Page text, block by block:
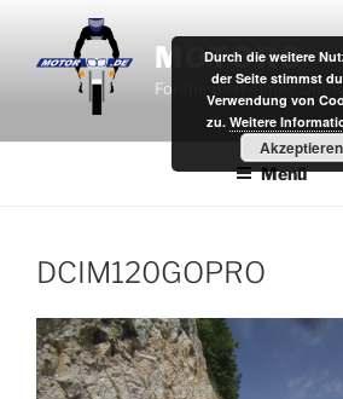
springen
MOTOR8
For the Best Times
Menü
DCIM120GOPRO
Durch die weitere
der Seite stimmst
Verwendung von
zu. Weitere
Akzeptieren